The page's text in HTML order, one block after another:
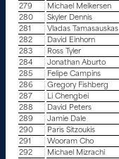
279
Michael Melkersen
280
Skyler Dennis
281
Vladas Tamasauskas
282
David Einhorn
283
Ross Tyler
284
Jonathan Aburto
285
Felipe Campins
286
Gregory Fishberg
287
Li Chengbei
288
David Peters
289
Jamie Dale
290
Paris Sitzoukis
291
Wooram Cho
292
Michael Mizrachi